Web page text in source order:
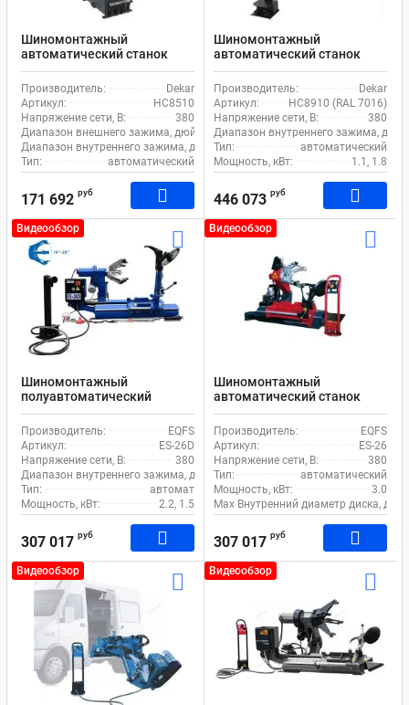
Шиномонтажный
автоматический станок
Dekar HC8510 для легкового
и коммерческого
транспорта
Производитель:
Dekar
Артикул:
HC8510
Напряжение сети, В:
380
Диапазон внешнего зажима, дюйм:
10-22
Диапазон внутреннего зажима, дюйм: 12-24
Тип:
автоматический
171 692 руб
Шиномонтажный
автоматический станок
Dekar HC8910 для грузового
транспорта
Производитель:
Dekar
Артикул:
HC8910 (RAL 7016)
Напряжение сети, В:
380
Диапазон внутреннего зажима,
Тип:
автоматический
Мощность, кВт:
1.1, 1.8
446 073 руб
Видеообзор
Шиномонтажный
полуавтоматический
станок EQFS ES-26D для
грузового транспорта
Производитель:
EQFS
Артикул:
ES-26D
Напряжение сети, В:
380
Диапазон внутреннего зажима, дюйм: 14-26
Тип:
автомат
Мощность, кВт:
2.2, 1.5
307 017 руб
Видеообзор
Шиномонтажный
автоматический станок
EQFS ES-26 для грузового
транспорта
Производитель:
EQFS
Артикул:
ES-26
Напряжение сети, В:
380
Тип:
автоматический
Мощность, кВт:
3.0
Max Внутренний диаметр диска,
307 017 руб
Видеообзор Видеообзор